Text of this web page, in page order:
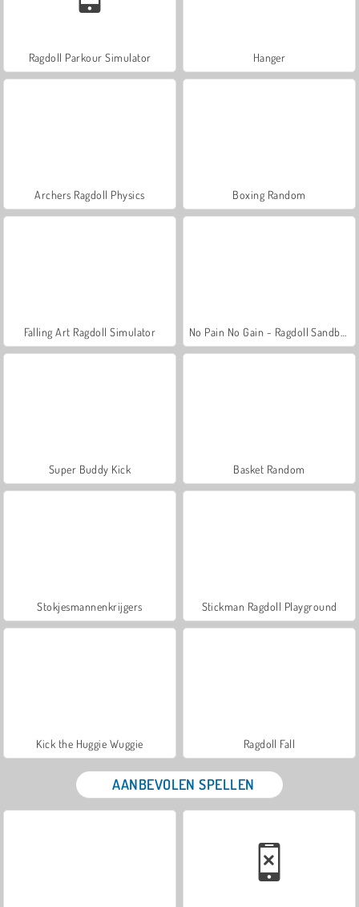
Ragdoll Parkour Simulator Hanger
Archers Ragdoll Physics Boxing Random
Falling Art Ragdoll Simulator
Super Buddy Kick Basket Random
Stokjesmannenkrijgers Stickman Ragdoll Playground
Kick the Huggie Wuggie Ragdoll Fall
AANBEVOLEN SPELLEN